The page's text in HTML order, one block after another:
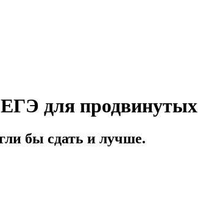
для продвинутых
бы сдать и лучше.